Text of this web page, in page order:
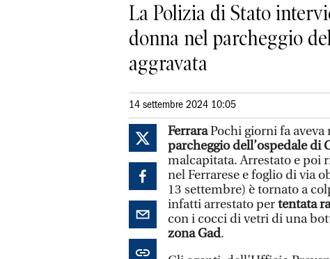
La Polizia di Stato
donna nel parcheggio
aggravata
14 settembre 2024 10:05
FerraraPochi giorni fa aveva
parcheggio dell’ospedale di
malcapitata. Arrestato e poi
nel Ferrarese e foglio di via
13 settembre) è tornato a
infatti arrestato pertentata
con i cocci di vetri di una
zona Gad.